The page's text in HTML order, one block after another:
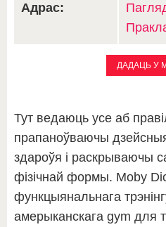
Адрас:
ДАДАЦЬ У
Тут ведаюць усе аб
прапаноўваючы
здароўя і раскрываючы
фізічнай формы. Moby
функцыянальнага
амерыканскага gym для